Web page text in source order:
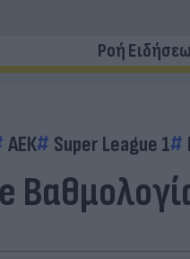
Ροή
ΑΕΚ Super League 1